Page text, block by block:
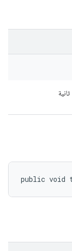
public void